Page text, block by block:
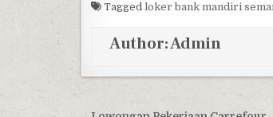
Tagged loker bank mandiri
Author:Admin